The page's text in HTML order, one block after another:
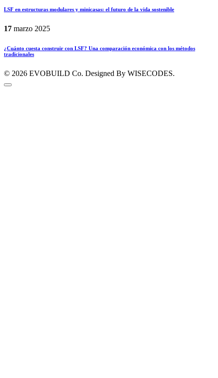
LSF en estructuras modulares y minicasas: el futuro de la vida sostenible
17 marzo 2025
¿Cuánto cuesta construir con LSF? Una comparación económica con los métodos
tradicionales
© 2026 EVOBUILD Co. Designed By WISECODES.